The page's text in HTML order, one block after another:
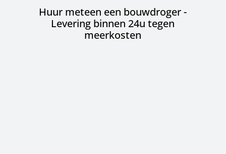
Huur meteen een bouwdroger -
Levering binnen 24u tegen
meerkosten